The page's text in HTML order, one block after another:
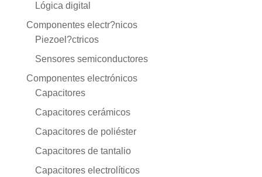
Lógica digital
Componentes electr?nicos
Piezoel?ctricos
Sensores semiconductores
Componentes electrónicos
Capacitores
Capacitores cerámicos
Capacitores de poliéster
Capacitores de tantalio
Capacitores electrolíticos